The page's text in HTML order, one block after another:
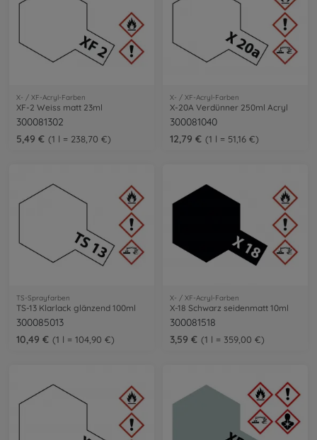
X- / XF-Acryl-Farben
XF-2 Weiss matt 23ml
300081302
5,49 €
1 l = 238,70 €
X- / XF-Acryl-Farben
X-20A Verdünner 250ml Acryl
300081040
12,79 €
1 l = 51,16 €
TS-Sprayfarben
TS-13 Klarlack glänzend 100ml
300085013
10,49 €
1 l = 104,90 €
X- / XF-Acryl-Farben
X-18 Schwarz seidenmatt 10ml
300081518
3,59 €
1 l = 359,00 €